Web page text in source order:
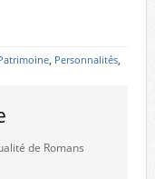
, Personnalités,
de Romans